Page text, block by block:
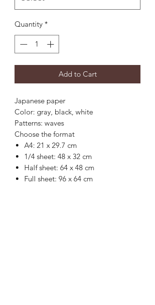
Quantity *
Add to Cart
Japanese paper
Color: gray, black, white
Patterns: waves
Choose the format
A4: 21 x 29.7 cm
1/4 sheet: 48 x 32 cm
Half sheet: 64 x 48 cm
Full sheet: 96 x 64 cm